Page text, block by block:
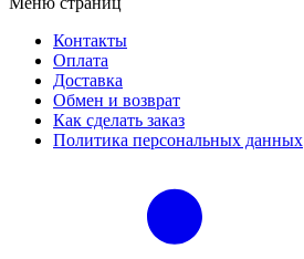
Контакты
Оплата
Доставка
Обмен и возврат
Как сделать заказ
Политика персональных данных